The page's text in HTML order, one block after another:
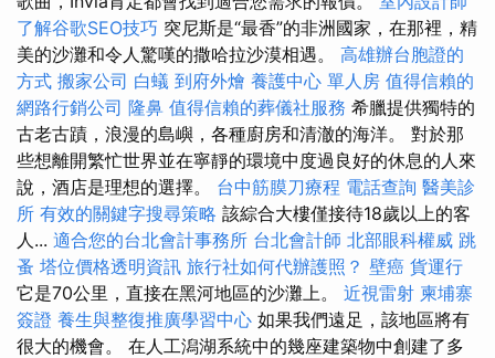
了解谷歌SEO技巧 突尼斯是“最香”的非洲國家，在那裡，精
美的沙灘和令人驚嘆的撒哈拉沙漠相遇。 高雄辦台胞證的
方式 搬家公司 白蟻 到府外燴 養護中心 單人房 值得信賴的
網路行銷公司 隆鼻 值得信賴的葬儀社服務 希臘提供獨特的
古老古蹟，浪漫的島嶼，各種廚房和清澈的海洋。 對於那
些想離開繁忙世界並在寧靜的環境中度過良好的休息的人來
說，酒店是理想的選擇。 台中筋膜刀療程 電話查詢 醫美診
所 有效的關鍵字搜尋策略 該綜合大樓僅接待18歲以上的客
人... 適合您的台北會計事務所 台北會計師 北部眼科權威 跳
蚤 塔位價格透明資訊 旅行社如何代辦護照？ 壁癌 貨運行
它是70公里，直接在黑河地區的沙灘上。 近視雷射 柬埔寨
簽證 養生與整復推廣學習中心 如果我們遠足，該地區將有
很大的機會。 在人工潟湖系統中的幾座建築物中創建了多